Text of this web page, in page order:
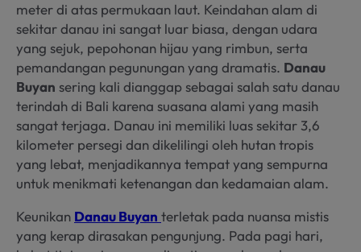
meter di atas permukaan laut. Keindahan alam di
sekitar danau ini sangat luar biasa, dengan udara
yang sejuk, pepohonan hijau yang rimbun, serta
pemandangan pegunungan yang dramatis. Danau
Buyan sering kali dianggap sebagai salah satu danau
terindah di Bali karena suasana alami yang masih
sangat terjaga. Danau ini memiliki luas sekitar 3,6
kilometer persegi dan dikelilingi oleh hutan tropis
yang lebat, menjadikannya tempat yang sempurna
untuk menikmati ketenangan dan kedamaian alam.
Keunikan Danau Buyan terletak pada nuansa mistis
yang kerap dirasakan pengunjung. Pada pagi hari,